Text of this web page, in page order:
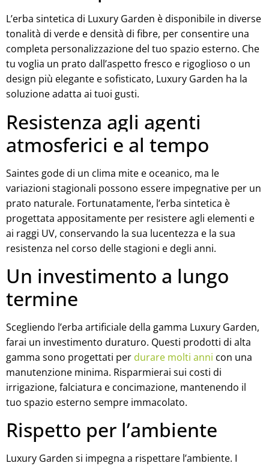
L’erba sintetica di Luxury Garden è disponibile in diverse
tonalità di verde e densità di fibre, per consentire una
completa personalizzazione del tuo spazio esterno. Che
tu voglia un prato dall’aspetto fresco e rigoglioso o un
design più elegante e sofisticato, Luxury Garden ha la
soluzione adatta ai tuoi gusti.
Resistenza agli agenti
atmosferici e al tempo
Saintes gode di un clima mite e oceanico, ma le
variazioni stagionali possono essere impegnative per un
prato naturale. Fortunatamente, l’erba sintetica è
progettata appositamente per resistere agli elementi e
ai raggi UV, conservando la sua lucentezza e la sua
resistenza nel corso delle stagioni e degli anni.
Un investimento a lungo
termine
Scegliendo l’erba artificiale della gamma Luxury Garden,
farai un investimento duraturo. Questi prodotti di alta
gamma sono progettati per durare molti anni con una
manutenzione minima. Risparmierai sui costi di
irrigazione, falciatura e concimazione, mantenendo il
tuo spazio esterno sempre immacolato.
Rispetto per l’ambiente
Luxury Garden si impegna a rispettare l’ambiente. I